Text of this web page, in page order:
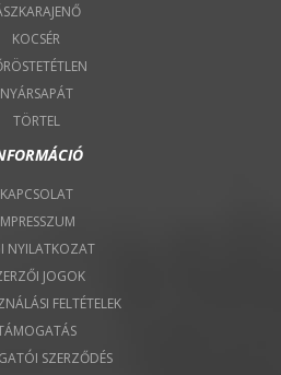
KOCSÉR
NYÁRSAPÁT
TÖRTEL
KAPCSOLAT
NYILATKOZAT
JOGOK
FELTÉTELEK
SZERZŐDÉS